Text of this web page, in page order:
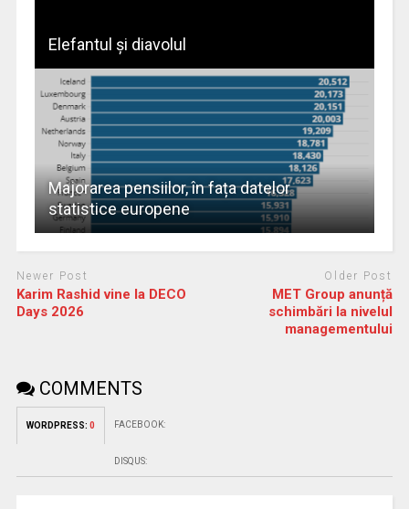
Elefantul și diavolul
Majorarea pensiilor, în fața datelor
statistice europene
Newer Post
Karim Rashid vine la DECO
Days 2026
Older Post
MET Group anunță
schimbări la nivelul
managementului
COMMENTS
WORDPRESS: 0 FACEBOOK:
DISQUS: